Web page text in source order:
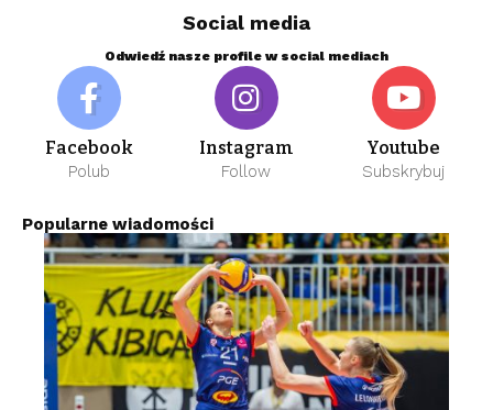
Social media
Odwiedź nasze profile w social mediach
Facebook
Polub
Instagram
Follow
Youtube
Subskrybuj
Popularne wiadomości